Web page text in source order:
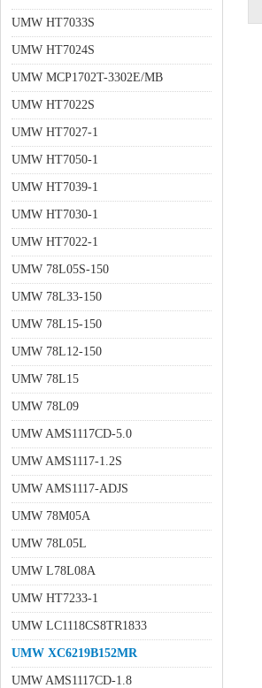
UMW HT7033S
UMW HT7024S
UMW MCP1702T-3302E/MB
UMW HT7022S
UMW HT7027-1
UMW HT7050-1
UMW HT7039-1
UMW HT7030-1
UMW HT7022-1
UMW 78L05S-150
UMW 78L33-150
UMW 78L15-150
UMW 78L12-150
UMW 78L15
UMW 78L09
UMW AMS1117CD-5.0
UMW AMS1117-1.2S
UMW AMS1117-ADJS
UMW 78M05A
UMW 78L05L
UMW L78L08A
UMW HT7233-1
UMW LC1118CS8TR1833
UMW XC6219B152MR
UMW AMS1117CD-1.8